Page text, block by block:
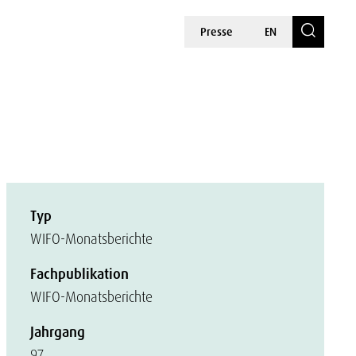
Presse EN
Typ
WIFO-Monatsberichte
Fachpublikation
WIFO-Monatsberichte
Jahrgang